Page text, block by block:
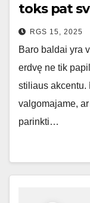
toks pat
RGS 15, 2025
Baro baldai yra
erdvę ne tik
stiliaus akcentu.
valgomajame,
parinkti…